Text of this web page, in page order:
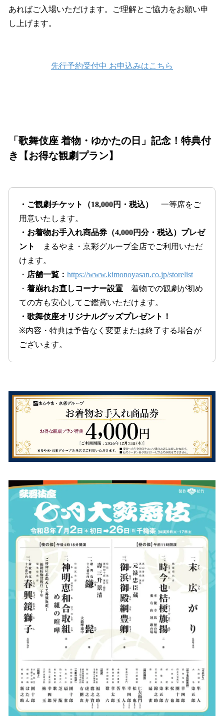
あればご入場いただけます。ご理解とご協力をお願い申
し上げます。
先行予約受付中 お申込みはこちら
「歌舞伎座 着物・ゆかたの日」記念！特典付
き【お得な観劇プラン】
・ご観劇チケット（18,000円・税込）
一等席をご
用意いたします。
・お着物お手入れ商品券（4,000円分・税込）プレゼ
ント
まるやま・京彩グループ全店でご利用いただ
けます。
・ 店舗一覧： https://www.kimonoyasan.co.jp/storelist
・ 着崩れお直しコーナー設置 着物での観劇が初め
ての方も安心してご鑑賞いただけます。
・歌舞伎座オリジナルグッズプレゼント！
※内容・特典は予告なく変更または終了する場合が
ございます。